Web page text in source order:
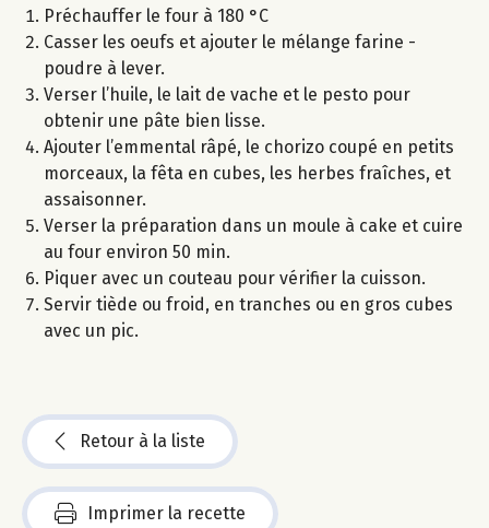
Préchauffer le four à 180 °C
Casser les oeufs et ajouter le mélange farine -
poudre à lever.
Verser l’huile, le lait de vache et le pesto pour
obtenir une pâte bien lisse.
Ajouter l’emmental râpé, le chorizo coupé en petits
morceaux, la fêta en cubes, les herbes fraîches, et
assaisonner.
Verser la préparation dans un moule à cake et cuire
au four environ 50 min.
Piquer avec un couteau pour vérifier la cuisson.
Servir tiède ou froid, en tranches ou en gros cubes
avec un pic.
Retour à la liste
Imprimer la recette